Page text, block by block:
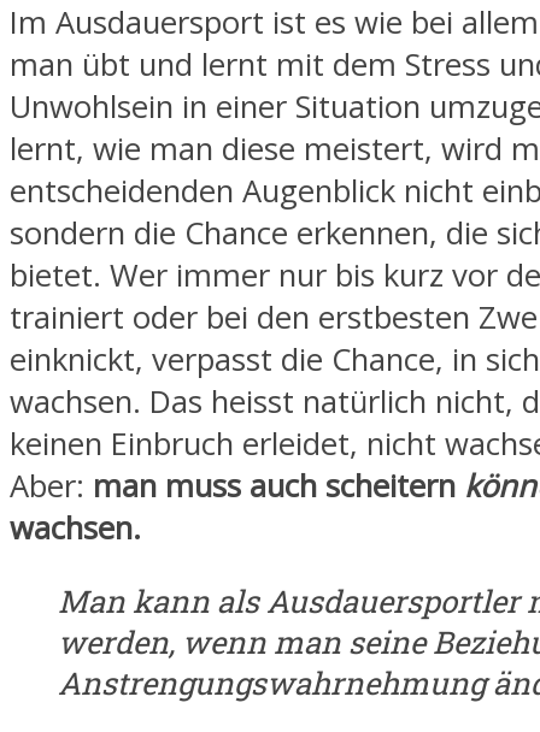
Im Ausdauersport ist es wie bei
man übt und lernt mit dem Stress
Unwohlsein in einer Situation
lernt, wie man diese meistert, wird
entscheidenden Augenblick nicht
sondern die Chance erkennen, die
bietet. Wer immer nur bis kurz vor
trainiert oder bei den erstbesten
einknickt, verpasst die Chance, in
wachsen. Das heisst natürlich nicht,
keinen Einbruch erleidet, nicht
Aber: man muss auch scheitern
wachsen.
Man kann als Ausdauersportler
werden, wenn man seine
Anstrengungswahrnehmung